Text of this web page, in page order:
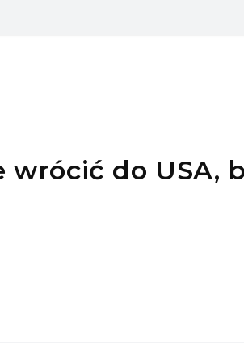
wrócić do USA,